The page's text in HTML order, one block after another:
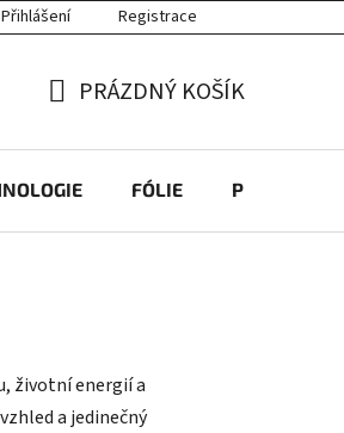
Přihlášení Registrace
KOŠÍK
PRÁZDNÝ KOŠÍK
FÓLIE
životní energií a
a jedinečný